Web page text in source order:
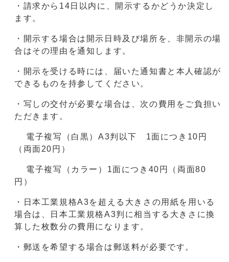
・請求から14日以内に、開示するかどうか決定し
ます。
・開示する場合は開示日時及び場所を、非開示の場
合はその理由を通知します。
・開示を受ける時には、届いた通知書と本人確認が
できるものを持参してください。
・写しの交付が必要な場合は、次の費用をご負担い
ただきます。
電子複写（白黒）A3判以下 1面につき10円
（両面20円）
電子複写（カラー）1面につき40円（両面80
円）
・日本工業規格A3を超える大きさの用紙を用いる
場合は、日本工業規格A3判に相当する大きさに換
算した枚数分の費用になります。
・郵送を希望する場合は郵送料が必要です。